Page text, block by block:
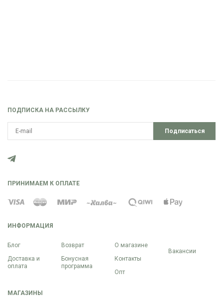
ИНФОРМАЦИЯ
Блог
Доставка и
оплата
Возврат
Бонусная
программа
О магазине
Контакты
Опт
Вакансии
МАГАЗИНЫ
ПОДПИСКА НА РАССЫЛКУ
Подписаться
ПРИНИМАЕМ К ОПЛАТЕ